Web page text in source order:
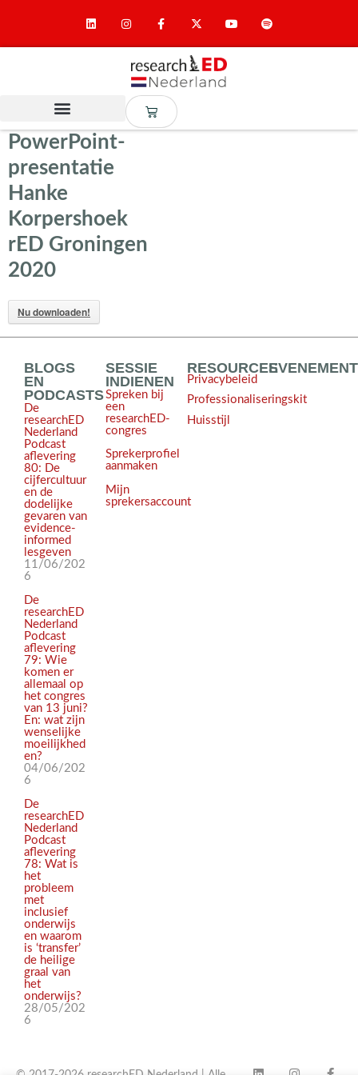
PowerPoint-
presentatie
Hanke
Korpershoek
rED Groningen
2020
Nu downloaden!
BLOGS
EN
PODCASTS
De
researchED
Nederland
Podcast
aflevering
80: De
cijfercultuur
en de
dodelijke
gevaren van
evidence-
informed
lesgeven
11/06/202
6
De
researchED
Nederland
Podcast
aflevering
79: Wie
komen er
allemaal op
het congres
van 13 juni?
En: wat zijn
wenselijke
moeilijkhed
en?
04/06/202
6
De
researchED
Nederland
Podcast
aflevering
78: Wat is
het
probleem
met
inclusief
onderwijs
en waarom
is ‘transfer’
de heilige
graal van
het
onderwijs?
28/05/202
6
SESSIE
INDIENEN
Spreken bij
een
researchED-
congres
Sprekerprofiel
aanmaken
Mijn
sprekersaccount
RESOURCES
Privacybeleid
Professionaliseringskit
Huisstijl